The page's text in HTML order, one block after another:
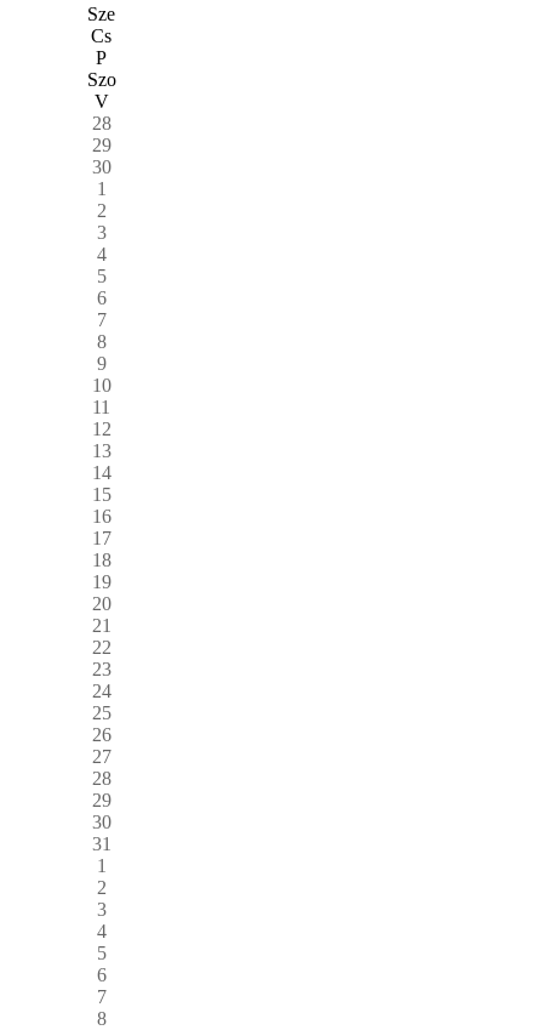
Sze
Cs
P
Szo
V
28
29
30
1
2
3
4
5
6
7
8
9
10
11
12
13
14
15
16
17
18
19
20
21
22
23
24
25
26
27
28
29
30
31
1
2
3
4
5
6
7
8